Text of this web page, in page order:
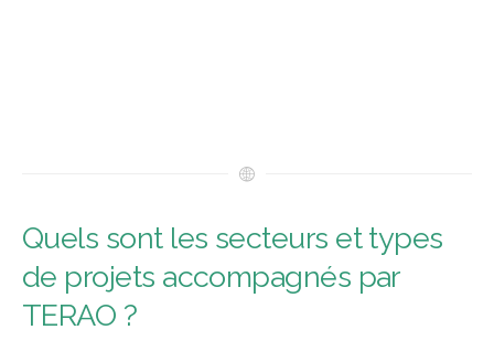
Quels sont les secteurs et types
de projets accompagnés par
TERAO ?